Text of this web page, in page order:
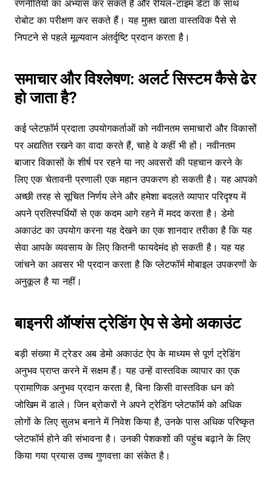
रणनीतियों का अभ्यास कर सकते हैं और रीयल-टाइम डेटा के साथ
रोबोट का परीक्षण कर सकते हैं। यह मुफ़्त खाता वास्तविक पैसे से
निपटने से पहले मूल्यवान अंतर्दृष्टि प्रदान करता है।
समाचार और विश्लेषण: अलर्ट सिस्टम कैसे ढेर
हो जाता है?
कई प्लेटफ़ॉर्म प्रदाता उपयोगकर्ताओं को नवीनतम समाचारों और विकासों
पर अद्यतित रखने का वादा करते हैं, चाहे वे कहीं भी हों। नवीनतम
बाजार विकासों के शीर्ष पर रहने या नए अवसरों की पहचान करने के
लिए एक चेतावनी प्रणाली एक महान उपकरण हो सकती है। यह आपको
अच्छी तरह से सूचित निर्णय लेने और हमेशा बदलते व्यापार परिदृश्य में
अपने प्रतिस्पर्धियों से एक कदम आगे रहने में मदद करता है। डेमो
अकाउंट का उपयोग करना यह देखने का एक शानदार तरीका है कि यह
सेवा आपके व्यवसाय के लिए कितनी फायदेमंद हो सकती है। यह यह
जांचने का अवसर भी प्रदान करता है कि प्लेटफॉर्म मोबाइल उपकरणों के
अनुकूल है या नहीं।
बाइनरी ऑप्शंस ट्रेडिंग ऐप से डेमो अकाउंट
बड़ी संख्या में ट्रेडर अब डेमो अकाउंट ऐप के माध्यम से पूर्ण ट्रेडिंग
अनुभव प्राप्त करने में सक्षम हैं। यह उन्हें वास्तविक व्यापार का एक
प्रामाणिक अनुभव प्रदान करता है, बिना किसी वास्तविक धन को
जोखिम में डाले। जिन ब्रोकरों ने अपने ट्रेडिंग प्लेटफॉर्म को अधिक
लोगों के लिए सुलभ बनाने में निवेश किया है, उनके पास अधिक परिष्कृत
प्लेटफॉर्म होने की संभावना है। उनकी पेशकशों की पहुंच बढ़ाने के लिए
किया गया प्रयास उच्च गुणवत्ता का संकेत है।